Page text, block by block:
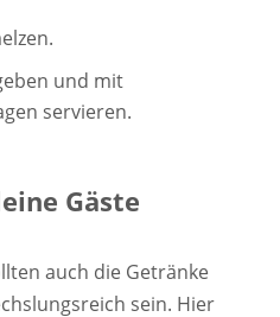
und mit
servieren.
Gäste
auch die Getränke
sein. Hier